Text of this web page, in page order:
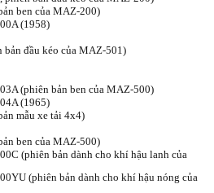
ben của MAZ-200)
(1958)
đầu kéo của MAZ-501)
(phiên bản ben của MAZ-500)
(1965)
mẫu xe tải 4x4)
ben của MAZ-500)
(phiên bản dành cho khí hậu lanh của
(phiên bản dành cho khí hậu nóng của